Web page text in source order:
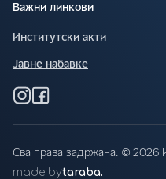
Важни линкови
Институтски акти
Јавне набавке
Сва права задржана. © 2026
made bytaraba.